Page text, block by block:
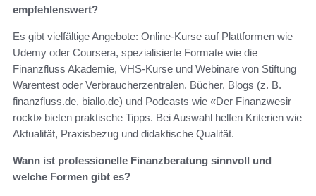
empfehlenswert?
Es gibt vielfältige Angebote: Online-Kurse auf Plattformen wie
Udemy oder Coursera, spezialisierte Formate wie die
Finanzfluss Akademie, VHS-Kurse und Webinare von Stiftung
Warentest oder Verbraucherzentralen. Bücher, Blogs (z. B.
finanzfluss.de, biallo.de) und Podcasts wie «Der Finanzwesir
rockt» bieten praktische Tipps. Bei Auswahl helfen Kriterien wie
Aktualität, Praxisbezug und didaktische Qualität.
Wann ist professionelle Finanzberatung sinnvoll und
welche Formen gibt es?